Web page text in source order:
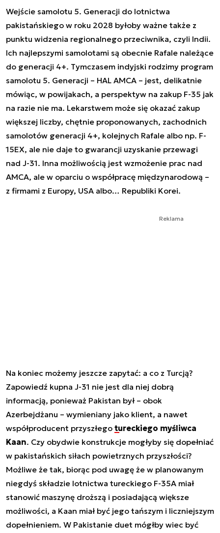
Wejście samolotu 5. Generacji do lotnictwa
pakistańskiego w roku 2028 byłoby ważne także z
punktu widzenia regionalnego przeciwnika, czyli Indii.
Ich najlepszymi samolotami są obecnie Rafale należące
do generacji 4+. Tymczasem indyjski rodzimy program
samolotu 5. Generacji – HAL AMCA – jest, delikatnie
mówiąc, w powijakach, a perspektyw na zakup F-35 jak
na razie nie ma. Lekarstwem może się okazać zakup
większej liczby, chętnie proponowanych, zachodnich
samolotów generacji 4+, kolejnych Rafale albo np. F-
15EX, ale nie daje to gwarancji uzyskanie przewagi
nad J-31. Inna możliwością jest wzmożenie prac nad
AMCA, ale w oparciu o współpracę międzynarodową –
z firmami z Europy, USA albo… Republiki Korei.
Reklama
Na koniec możemy jeszcze zapytać: a co z Turcją?
Zapowiedź kupna J-31 nie jest dla niej dobrą
informacją, ponieważ Pakistan był – obok
Azerbejdżanu – wymieniany jako klient, a nawet
współproducent przyszłego tureckiego myśliwca
Kaan. Czy obydwie konstrukcje mogłyby się dopełniać
w pakistańskich siłach powietrznych przyszłości?
Możliwe że tak, biorąc pod uwagę że w planowanym
niegdyś składzie lotnictwa tureckiego F-35A miał
stanowić maszynę droższą i posiadającą większe
możliwości, a Kaan miał być jego tańszym i liczniejszym
dopełnieniem. W Pakistanie duet mógłby wiec być